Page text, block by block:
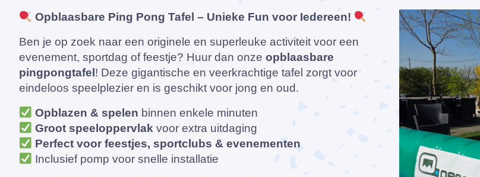
Opblaasbare Ping Pong Tafel – Unieke Fun voor Iedereen!
Ben je op zoek naar een originele en superleuke activiteit voor een
evenement, sportdag of feestje? Huur dan onze opblaasbare
pingpongtafel ! Deze gigantische en veerkrachtige tafel zorgt voor
eindeloos speelplezier en is geschikt voor jong en oud.
Opblazen & spelen binnen enkele minuten
Groot speeloppervlak voor extra uitdaging
Perfect voor feestjes, sportclubs & evenementen
Inclusief pomp voor snelle installatie